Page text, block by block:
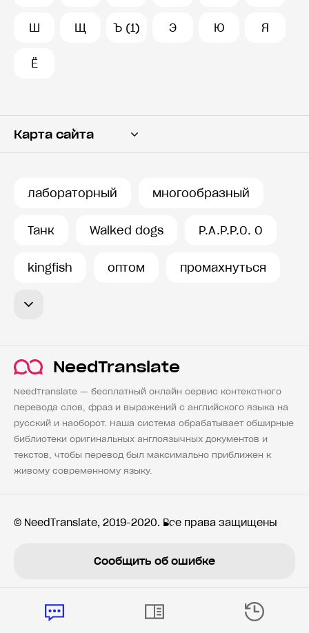
Ш Щ Ъ (1) Э Ю Я
Ё
Карта сайта
лабораторный многообразный
Танк Walked dogs P.A.P.P.O. O
kingfish оптом промахнуться
NeedTranslate
NeedTranslate — бесплатный онлайн сервис контекстного
перевода слов, фраз и выражений с английского языка на
русский и наоборот. Наша система обрабатывает обширные
библиотеки оригинальных англоязычных документов и
текстов, чтобы перевод был максимально приближен к
живому современному языку.
© NeedTranslate, 2019-2020. Все права защищены
Сообщить об ошибке